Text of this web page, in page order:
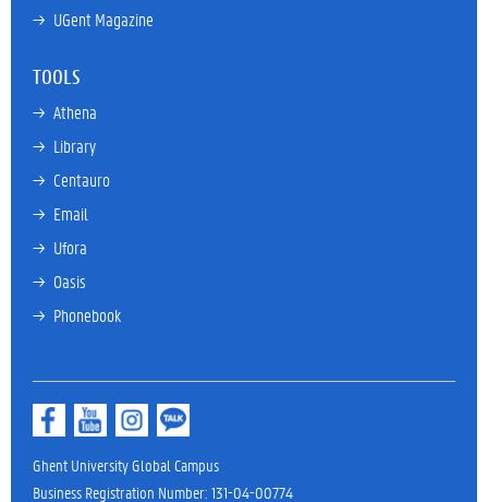
→ UGent Magazine
TOOLS
→ Athena
→ Library
→ Centauro
→ Email
→ Ufora
→ Oasis
→ Phonebook
Ghent University Global Campus
Business Registration Number: 131-04-00774